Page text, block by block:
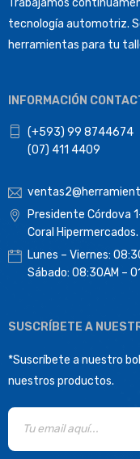
Trabajamos
tecnología automotriz.
herramientas para tu
INFORMACIÓN
(+593) 99 8744674
(07) 411 4409
Presidente Córdova
Coral Hipermercados.
Lunes – Viernes:
Sábado: 08:30AM –
SUSCRÍBETE A
*Suscríbete a nuestro
nuestros productos.